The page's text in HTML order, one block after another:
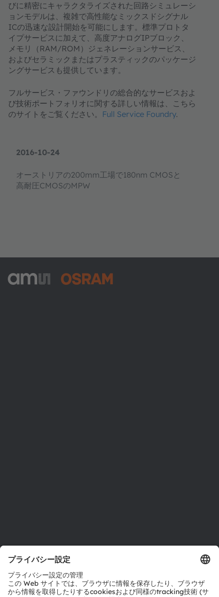
2016-10-24
オーストリアの200mm工場で180nm CMOSと
高耐圧CMOSのMPW
びに精密にキャラクタライズされた回路シミュレーシ
ョンモデルは、複雑で高性能なミックスドシグナル
ICの迅速な設計開始を可能にします。標準プロトタ
イプサービスに加えて、高度アナログIPブロック、
メモリ（RAM/ROM）ジェネレーションサービス、
およびセラミックまたはプラスティックのパッケージ
ングサービスも提供しています。
フルサービス・ファウンドリの総合的なサービスおよ
び技術ポートフォリオに関する詳しい情報は、こちら
のサイトをご覧ください。 Full Service Foundry.
お問い合わせ
テクニカルサポート
パートナーネットワーク